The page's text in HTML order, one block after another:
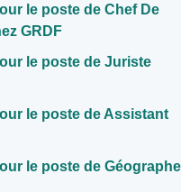
le poste de Chef De
GRDF
le poste de Juriste
le poste de Assistant
le poste de Géographe